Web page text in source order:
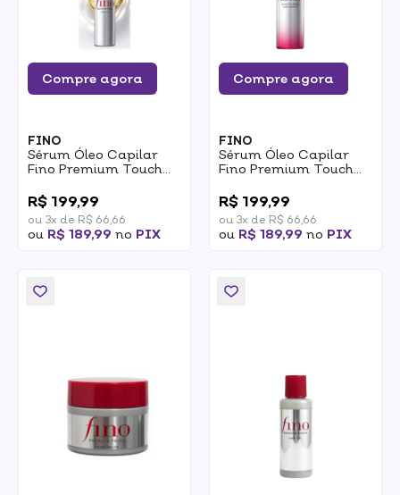
Compre agora
FINO
Sérum Óleo Capilar
Fino Premium Touch
R$ 199,99
ou 3x de R$ 66,66
ou R$ 189,99 no PIX
Compre agora
FINO
Sérum Óleo Capilar
Fino Premium Touch
70ml
R$ 199,99
ou 3x de R$ 66,66
ou R$ 189,99 no PIX